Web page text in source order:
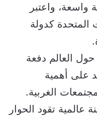
واسعة، واعتبر
المتحدة كدولة
العالم دفعة
على أهمية
الغربية.
عالمية تقود الحوار